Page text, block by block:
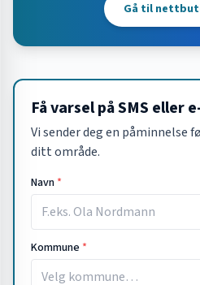
Gå til
Få varsel på SMS eller
Vi sender deg en påminnelse
ditt område.
Navn *
Kommune *